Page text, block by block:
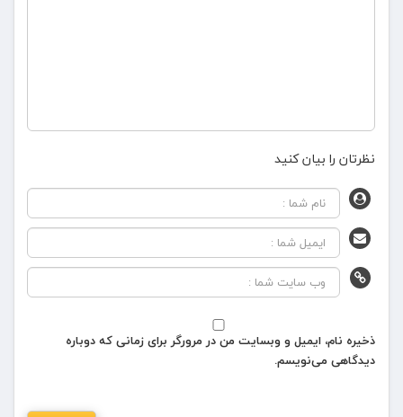
نظرتان را بیان کنید
ذخیره نام، ایمیل و وبسایت من در مرورگر برای زمانی که دوباره
دیدگاهی می‌نویسم.